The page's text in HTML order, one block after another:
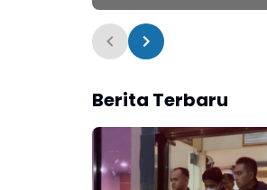
Gorengan di Sukorejo
Ponorogo
Berita Terbaru